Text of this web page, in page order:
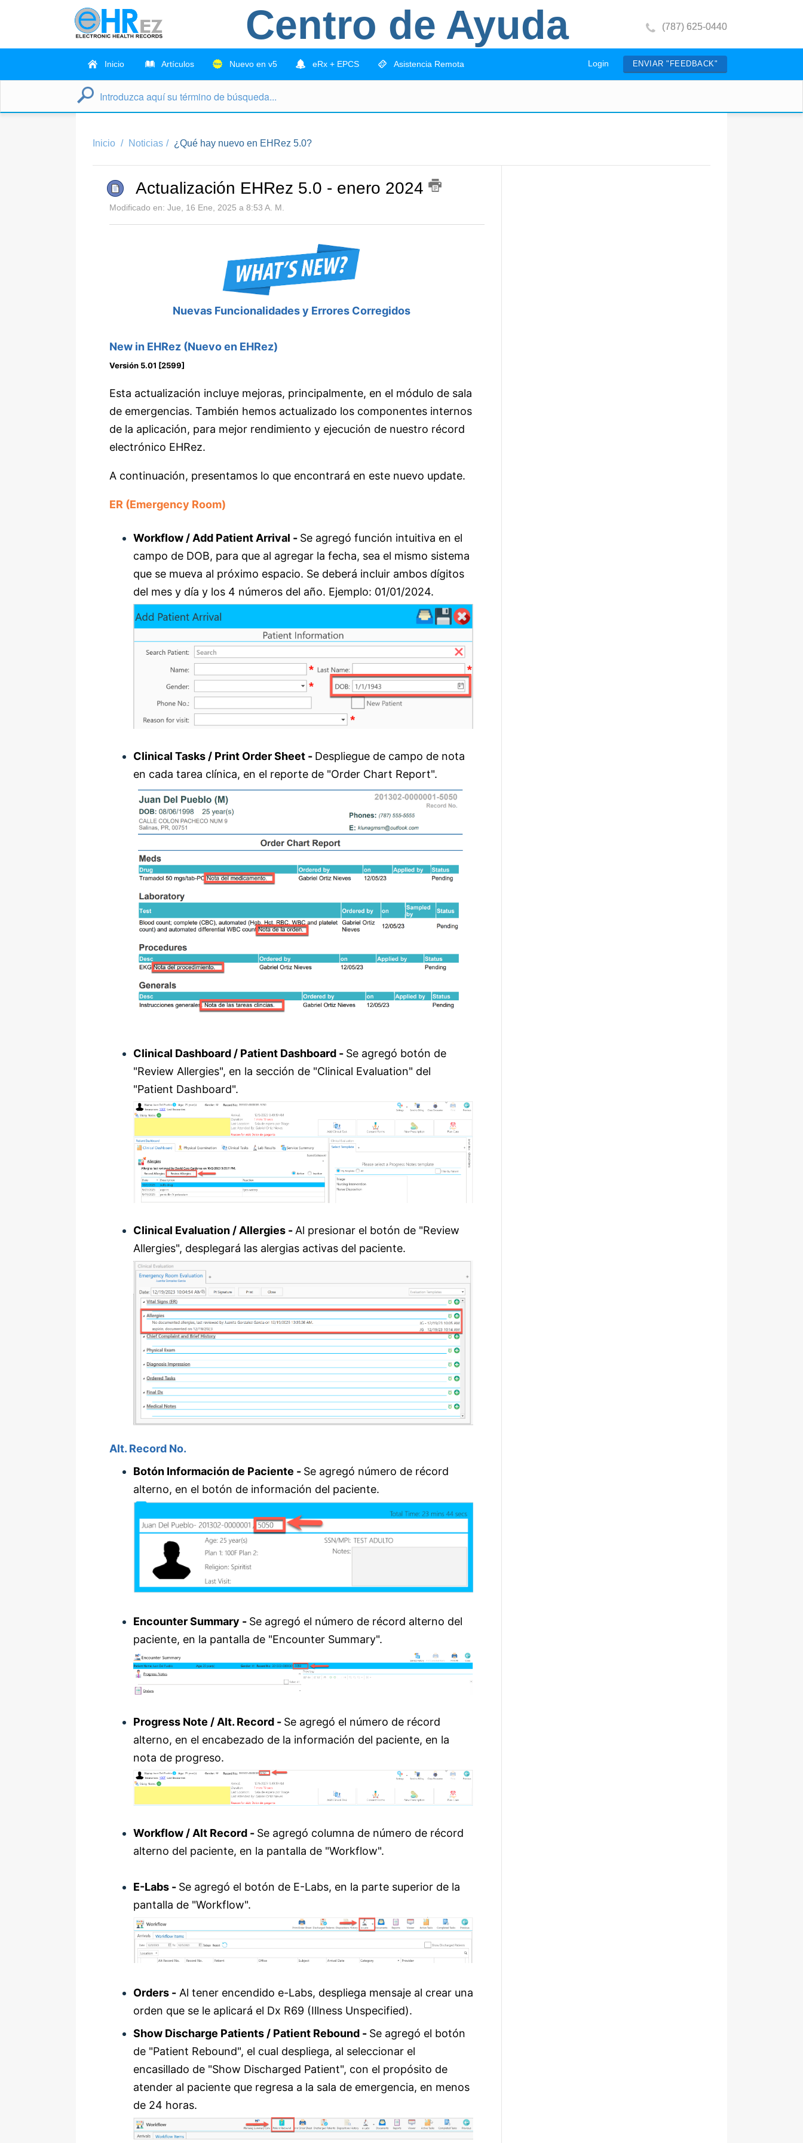
Centro de Ayuda (787) 625-0440
Inicio Artículos Nuevo en v5 eRx + EPCS Asistencia Remota Login ENVIAR "FEEDBACK"
Inicio Noticias ¿Qué hay nuevo en EHRez 5.0?
Actualización EHRez 5.0 - enero 2024
Modificado en: Jue, 16 Ene, 2025 a 8:53 A. M.
Nuevas Funcionalidades y Errores Corregidos
New in EHRez (Nuevo en EHRez)
Versión 5.01 [2599]
Esta actualización incluye mejoras, principalmente, en el módulo de sala
de emergencias. También hemos actualizado los componentes internos
de la aplicación, para mejor rendimiento y ejecución de nuestro récord
electrónico EHRez.
A continuación, presentamos lo que encontrará en este nuevo update.
ER (Emergency Room)
Workflow / Add Patient Arrival - Se agregó función intuitiva en el
campo de DOB, para que al agregar la fecha, sea el mismo sistema
que se mueva al próximo espacio. Se deberá incluir ambos dígitos
del mes y día y los 4 números del año. Ejemplo: 01/01/2024.
Clinical Tasks / Print Order Sheet - Despliegue de campo de nota
en cada tarea clínica, en el reporte de "Order Chart Report".
Clinical Dashboard / Patient Dashboard - Se agregó botón de
"Review Allergies", en la sección de "Clinical Evaluation" del
"Patient Dashboard".
Clinical Evaluation / Allergies - Al presionar el botón de "Review
Allergies", desplegará las alergias activas del paciente.
Alt. Record No.
Botón Información de Paciente - Se agregó número de récord
alterno, en el botón de información del paciente.
Encounter Summary - Se agregó el número de récord alterno del
paciente, en la pantalla de "Encounter Summary".
Progress Note / Alt. Record - Se agregó el número de récord
alterno, en el encabezado de la información del paciente, en la
nota de progreso.
Workflow / Alt Record - Se agregó columna de número de récord
alterno del paciente, en la pantalla de "Workflow".
E-Labs - Se agregó el botón de E-Labs, en la parte superior de la
pantalla de "Workflow".
Orders - Al tener encendido e-Labs, despliega mensaje al crear una
orden que se le aplicará el Dx R69 (Illness Unspecified).
Show Discharge Patients / Patient Rebound - Se agregó el botón
de "Patient Rebound", el cual despliega, al seleccionar el
encasillado de "Show Discharged Patient", con el propósito de
atender al paciente que regresa a la sala de emergencia, en menos
de 24 horas.